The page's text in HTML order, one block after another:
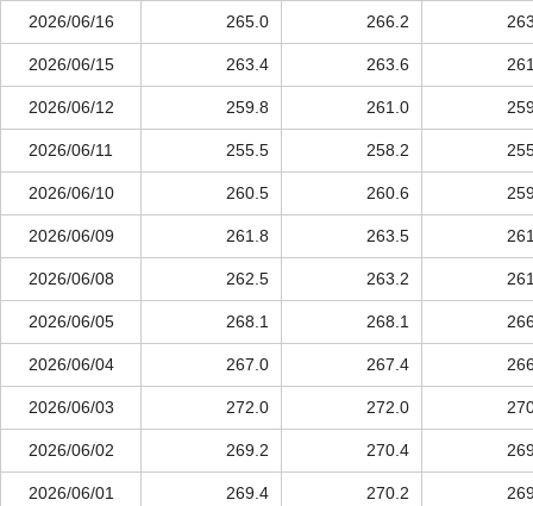
2026/06/16 265.0 266.2
2026/06/15 263.4 263.6
2026/06/12 259.8 261.0
2026/06/11 255.5 258.2
2026/06/10 260.5 260.6
2026/06/09 261.8 263.5
2026/06/08 262.5 263.2
2026/06/05 268.1 268.1
2026/06/04 267.0 267.4
2026/06/03 272.0 272.0
2026/06/02 269.2 270.4
2026/06/01 269.4 270.2